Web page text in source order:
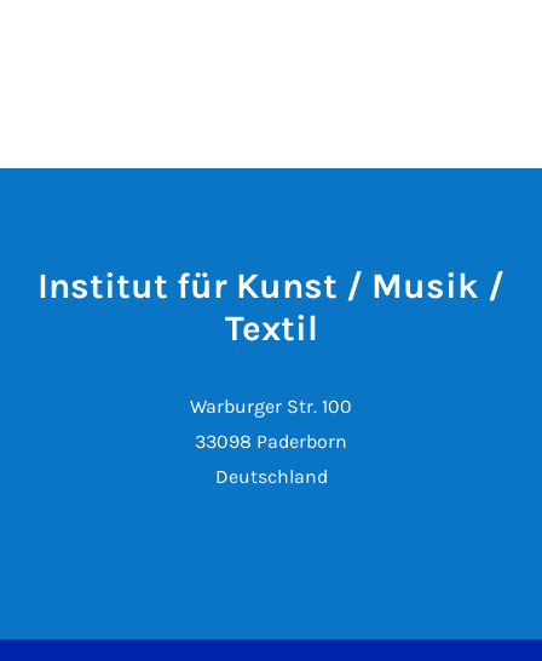
Institut für Kunst / Musik /
Textil
Warburger Str. 100
33098 Paderborn
Deutschland